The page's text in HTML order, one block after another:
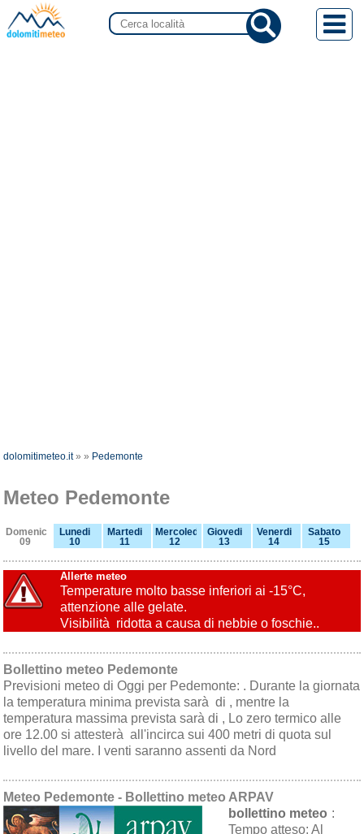
dolomitimeteo.it»» Pedemonte
Meteo Pedemonte
Domenica
09
Lunedi
10
Martedi
11
Mercoledi
12
Giovedi
13
Venerdi
14
Sabato
15
Allerte meteo
Temperature molto basse inferiori ai -15°C,
attenzione alle gelate.
Visibilità ridotta a causa di nebbie o foschie..
Bollettino meteo Pedemonte
Previsioni meteo di Oggi per Pedemonte: . Durante la giornata
la temperatura minima prevista sarà di , mentre la
temperatura massima prevista sarà di , Lo zero termico alle
ore 12.00 si attesterà all'incirca sui 400 metri di quota sul
livello del mare. I venti saranno assenti da Nord
Meteo Pedemonte - Bollettino meteo ARPAV
bollettino meteo :
Tempo atteso:Al